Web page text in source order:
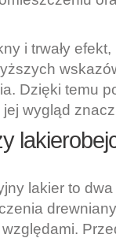
i trwały
Dzięki temu
wygląd
lakier to